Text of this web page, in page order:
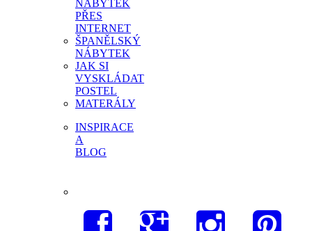
NÁBYTEK
PŘES
INTERNET
ŠPANĚLSKÝ
NÁBYTEK
JAK SI
VYSKLÁDAT
POSTEL
MATERÁLY
INSPIRACE
A
BLOG